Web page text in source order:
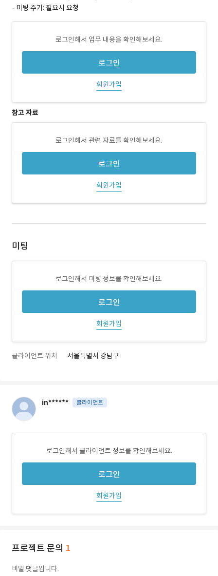
- 미팅 주기: 필요시 요청
로그인해서 업무 내용을 확인해보세요.
로그인
회원가입
참고 자료
로그인해서 관련 자료를 확인해보세요.
로그인
회원가입
미팅
로그인해서 미팅 정보를 확인해보세요.
로그인
회원가입
클라이언트 위치 서울특별시 강남구
in****** 클라이언트
로그인해서 클라이언트 정보를 확인해보세요.
로그인
회원가입
프로젝트 문의 1
비밀 댓글입니다.